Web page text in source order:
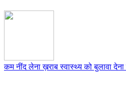
कम नींद लेना ख़राब स्वास्थ्य को बुलावा देना